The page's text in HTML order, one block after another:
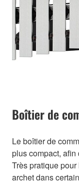
Boîtier de
Le boîtier de
plus compact,
Très pratique
archet dans